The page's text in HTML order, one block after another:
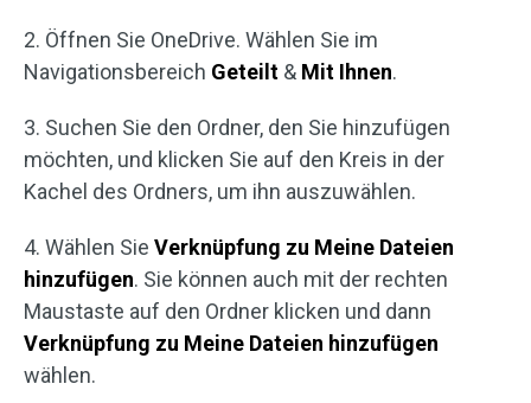
2. Öffnen Sie OneDrive. Wählen Sie im
Navigationsbereich Geteilt & Mit Ihnen.
3. Suchen Sie den Ordner, den Sie hinzufügen
möchten, und klicken Sie auf den Kreis in der
Kachel des Ordners, um ihn auszuwählen.
4. Wählen Sie Verknüpfung zu Meine Dateien
hinzufügen. Sie können auch mit der rechten
Maustaste auf den Ordner klicken und dann
Verknüpfung zu Meine Dateien hinzufügen
wählen.